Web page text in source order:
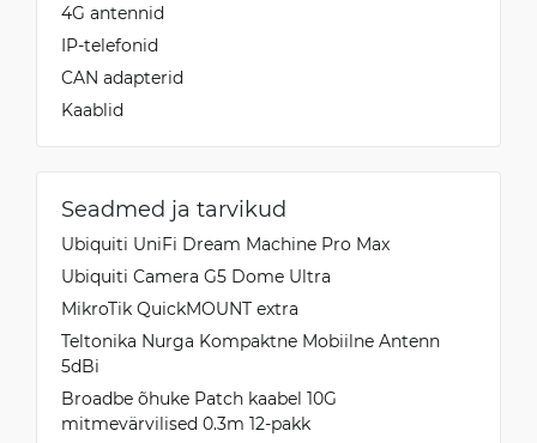
4G antennid
IP-telefonid
CAN adapterid
Kaablid
Seadmed ja tarvikud
Ubiquiti UniFi Dream Machine Pro Max
Ubiquiti Camera G5 Dome Ultra
MikroTik QuickMOUNT extra
Teltonika Nurga Kompaktne Mobiilne Antenn
5dBi
Broadbe õhuke Patch kaabel 10G
mitmevärvilised 0.3m 12-pakk